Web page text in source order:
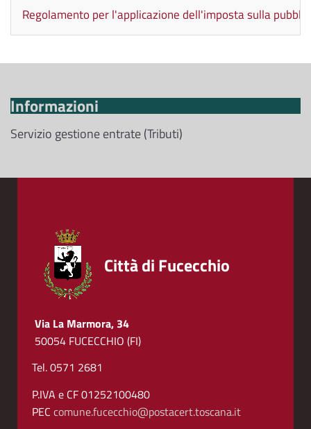
Regolamento per l'applicazione dell'imposta sulla
Informazioni
Servizio gestione entrate (Tributi)
Città di Fucecchio
Via La Marmora, 34
50054 FUCECCHIO (FI)
Tel. 0571 2681
P.IVA e CF 01252100480
PEC comune.fucecchio@postacert.toscana.it